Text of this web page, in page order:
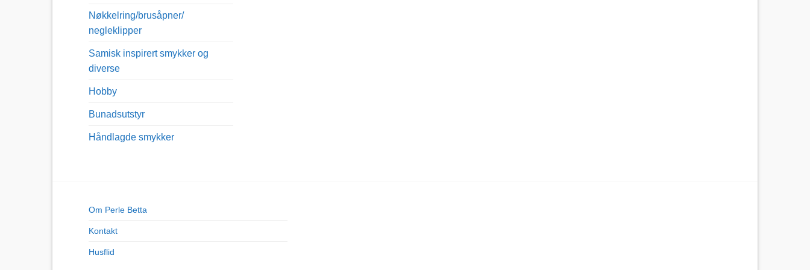
Nøkkelring/brusåpner/
negleklipper
Samisk inspirert smykker og
diverse
Hobby
Bunadsutstyr
Håndlagde smykker
Om Perle Betta
Kontakt
Husflid